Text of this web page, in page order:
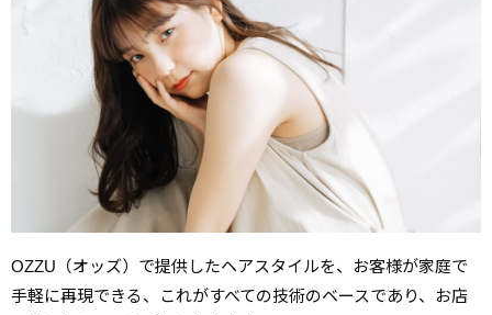
OZZU（オッズ）で提供したヘアスタイルを、お客様が家庭で
手軽に再現できる、これがすべての技術のベースであり、お店